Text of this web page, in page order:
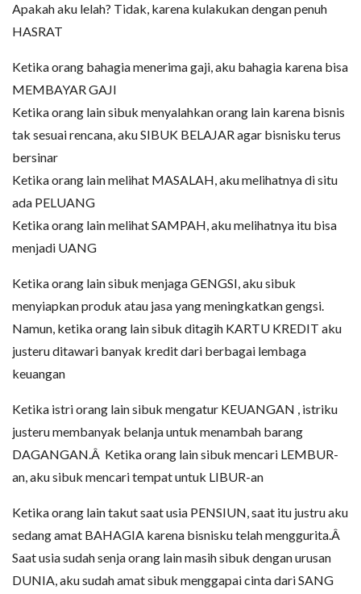
Apakah aku lelah? Tidak, karena kulakukan dengan penuh
HASRAT
Ketika orang bahagia menerima gaji, aku bahagia karena bisa
MEMBAYAR GAJI
Ketika orang lain sibuk menyalahkan orang lain karena bisnis
tak sesuai rencana, aku SIBUK BELAJAR agar bisnisku terus
bersinar
Ketika orang lain melihat MASALAH, aku melihatnya di situ
ada PELUANG
Ketika orang lain melihat SAMPAH, aku melihatnya itu bisa
menjadi UANG
Ketika orang lain sibuk menjaga GENGSI, aku sibuk
menyiapkan produk atau jasa yang meningkatkan gengsi.
Namun, ketika orang lain sibuk ditagih KARTU KREDIT aku
justeru ditawari banyak kredit dari berbagai lembaga
keuangan
Ketika istri orang lain sibuk mengatur KEUANGAN , istriku
justeru membanyak belanja untuk menambah barang
DAGANGAN.Â Ketika orang lain sibuk mencari LEMBUR-
an, aku sibuk mencari tempat untuk LIBUR-an
Ketika orang lain takut saat usia PENSIUN, saat itu justru aku
sedang amat BAHAGIA karena bisnisku telah menggurita.Â
Saat usia sudah senja orang lain masih sibuk dengan urusan
DUNIA, aku sudah amat sibuk menggapai cinta dari SANG